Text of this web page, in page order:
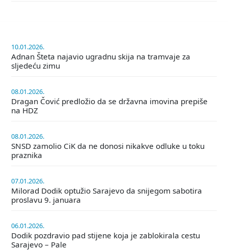
10.01.2026.
Adnan Šteta najavio ugradnu skija na tramvaje za
sljedeću zimu
08.01.2026.
Dragan Čović predložio da se državna imovina prepiše
na HDZ
08.01.2026.
SNSD zamolio CiK da ne donosi nikakve odluke u toku
praznika
07.01.2026.
Milorad Dodik optužio Sarajevo da snijegom sabotira
proslavu 9. januara
06.01.2026.
Dodik pozdravio pad stijene koja je zablokirala cestu
Sarajevo – Pale